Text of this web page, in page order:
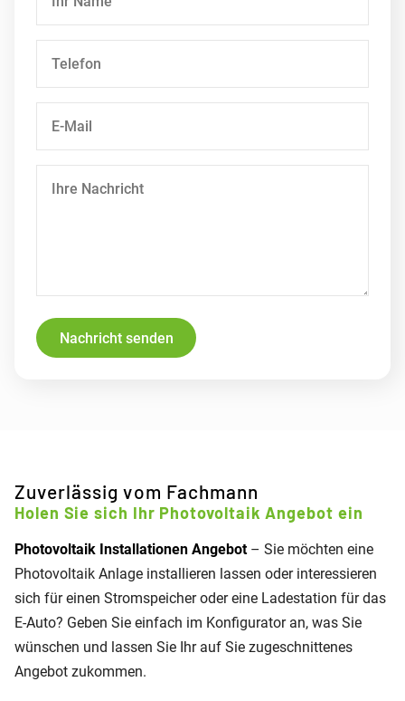
Nachricht senden
Zuverlässig vom Fachmann
Holen Sie sich Ihr Photovoltaik Angebot ein
Photovoltaik Installationen Angebot– Sie möchten eine
Photovoltaik Anlage installieren lassen oder interessieren
sich für einen Stromspeicher oder eine Ladestation für das
E-Auto? Geben Sie einfach im Konfigurator an, was Sie
wünschen und lassen Sie Ihr auf Sie zugeschnittenes
Angebot zukommen.